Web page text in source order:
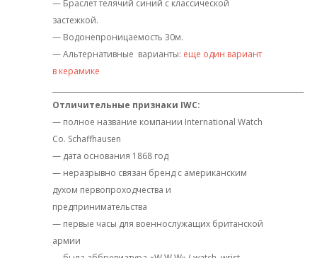
— Браслет телячий синий с классической
застежкой.
— Водонепроницаемость 30м.
— Альтернативные варианты: еще один вариант
в керамике
Отличительные признаки IWC:
— полное название компании International Watch
Co. Schaffhausen
— дата основания 1868 год
— неразрывно связан бренд с американским
духом первопроходчества и
предпринимательства
— первые часы для военнослужащих британской
армии